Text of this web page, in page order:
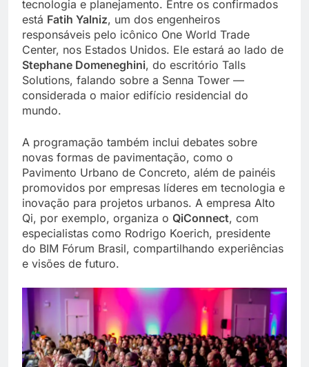
tecnologia e planejamento. Entre os confirmados
está Fatih Yalniz, um dos engenheiros
responsáveis pelo icônico One World Trade
Center, nos Estados Unidos. Ele estará ao lado de
Stephane Domeneghini, do escritório Talls
Solutions, falando sobre a Senna Tower —
considerada o maior edifício residencial do
mundo.
A programação também inclui debates sobre
novas formas de pavimentação, como o
Pavimento Urbano de Concreto, além de painéis
promovidos por empresas líderes em tecnologia e
inovação para projetos urbanos. A empresa Alto
Qi, por exemplo, organiza o QiConnect, com
especialistas como Rodrigo Koerich, presidente
do BIM Fórum Brasil, compartilhando experiências
e visões de futuro.